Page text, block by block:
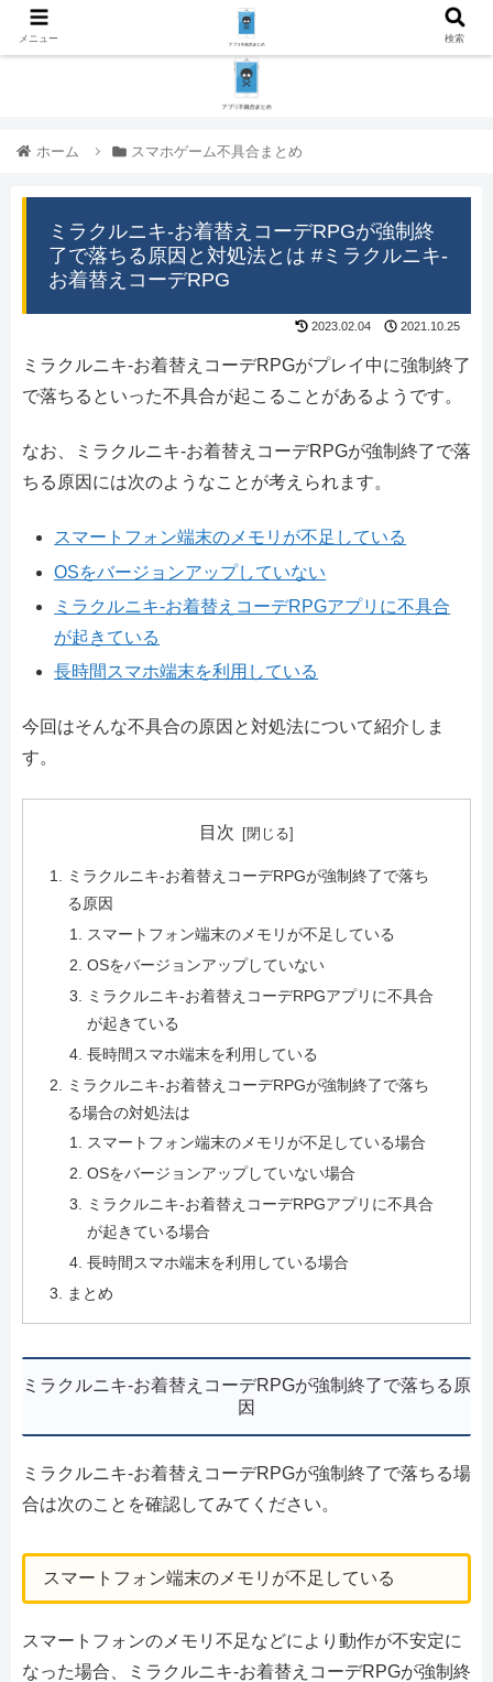
ホーム スマホゲーム不具合まとめ
ミラクルニキ-お着替えコーデRPGが強制終
了で落ちる原因と対処法とは #ミラクルニキ-
お着替えコーデRPG
2023.02.04 2021.10.25
ミラクルニキ-お着替えコーデRPGがプレイ中に強制終了
で落ちるといった不具合が起こることがあるようです。
なお、ミラクルニキ-お着替えコーデRPGが強制終了で落
ちる原因には次のようなことが考えられます。
スマートフォン端末のメモリが不足している
OSをバージョンアップしていない
ミラクルニキ-お着替えコーデRPGアプリに不具合
が起きている
長時間スマホ端末を利用している
今回はそんな不具合の原因と対処法について紹介しま
す。
目次
ミラクルニキ-お着替えコーデRPGが強制終了で落ち
る原因
スマートフォン端末のメモリが不足している
OSをバージョンアップしていない
ミラクルニキ-お着替えコーデRPGアプリに不具合
が起きている
長時間スマホ端末を利用している
ミラクルニキ-お着替えコーデRPGが強制終了で落ち
る場合の対処法は
スマートフォン端末のメモリが不足している場合
OSをバージョンアップしていない場合
ミラクルニキ-お着替えコーデRPGアプリに不具合
が起きている場合
長時間スマホ端末を利用している場合
まとめ
ミラクルニキ-お着替えコーデRPGが強制終了で落ちる原
因
ミラクルニキ-お着替えコーデRPGが強制終了で落ちる場
合は次のことを確認してみてください。
スマートフォン端末のメモリが不足している
スマートフォンのメモリ不足などにより動作が不安定に
なった場合、ミラクルニキ-お着替えコーデRPGが強制終
メニュー 検索